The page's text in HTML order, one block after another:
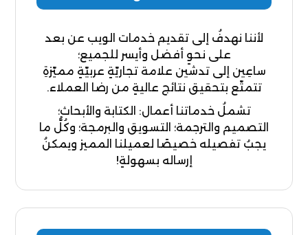
لأننا نهدفُ إلى تقديم خدمات الويب عن بعد
على نحوٍ أفضل وأيسر للجميع؛
ساعِين إلى تدشين علامة تجاريّةٍ عربيّةٍ مميّزةِ
تتمتّع بتحقيق نتائج عاليةٍ من رضا العملاء.
تشملُ خدماتنا أعمال: الكتابة والأبحاث؛
التصميم والترجمة؛ التسويق والبرمجة؛ وكُلُّ ما
يجبُ تفصيله خصيصًا لعميلنا المميز ويمكنُ
إرساله بسهولةٍ!